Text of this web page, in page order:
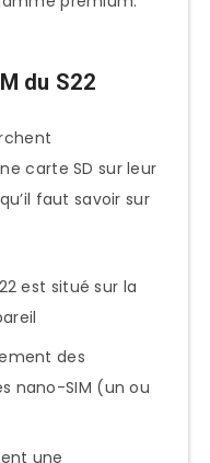
du S22
carte SD sur leur
faut savoir sur
est situé sur la
des
nano-SIM (un ou
une